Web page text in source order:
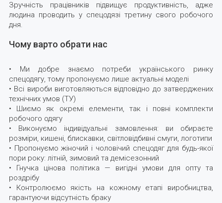
Зручність працівників підвищує продуктивність, адже
людина проводить у спецодязі третину свого робочого
дня.
Чому варто обрати нас
• Ми добре знаємо потреби українського ринку
спецодягу, тому пропонуємо лише актуальні моделі
• Всі вироби виготовляються відповідно до затверджених
технічних умов (ТУ)
• Шиємо як окремі елементи, так і повні комплекти
робочого одягу
• Виконуємо індивідуальні замовлення: ви обираєте
розміри, кишені, блискавки, світловідбивні смуги, логотипи
• Пропонуємо жіночий і чоловічий спецодяг для будь-якої
пори року: літній, зимовий та демісезонний
• Гнучка цінова політика — вигідні умови для опту та
роздрібу
• Контролюємо якість на кожному етапі виробництва,
гарантуючи відсутність браку